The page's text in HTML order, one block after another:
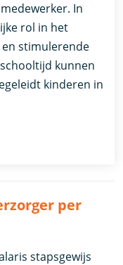
In
rol in het
en stimulerende
kunnen
kinderen in
per
stapsgewijs